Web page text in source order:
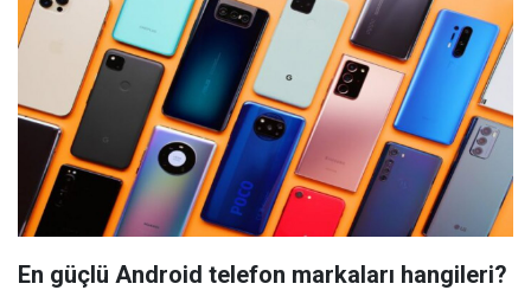
En güçlü Android telefon markaları hangileri?